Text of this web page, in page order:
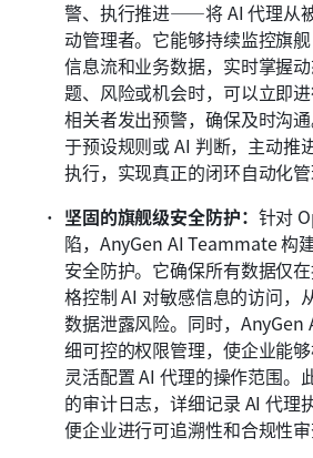
警、执行推进——将 AI 代理从
动管理者。它能够持续监控旗
信息流和业务数据，实时掌握
题、风险或机会时，可以立即
相关者发出预警，确保及时沟
于预设规则或 AI 判断，主动推
执行，实现真正的闭环自动化管
坚固的旗舰级安全防护： 针对
陷，AnyGen AI Teammate 构
安全防护。它确保所有数据仅
格控制 AI 对敏感信息的访问，
数据泄露风险。同时，
细可控的权限管理，使企业能
灵活配置 AI 代理的操作范围。
的审计日志，详细记录 AI 代理
便企业进行可追溯性和合规性审